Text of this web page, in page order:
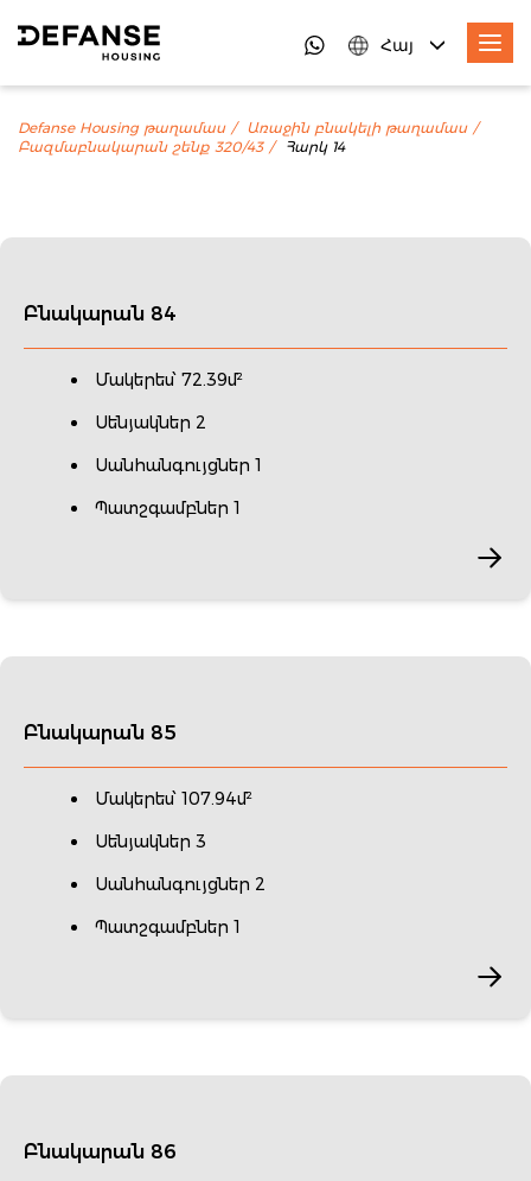
Հայ
Defanse Housing թաղամաս
Առաջին բնակելի թաղամաս
Բազմաբնակարան շենք 320/43
Հարկ 14
Բնակարան 84
Մակերես՝ 72.39մ²
Սենյակներ 2
Սանհանգույցներ 1
Պատշգամբներ 1
Բնակարան 85
Մակերես՝ 107.94մ²
Սենյակներ 3
Սանհանգույցներ 2
Պատշգամբներ 1
Բնակարան 86